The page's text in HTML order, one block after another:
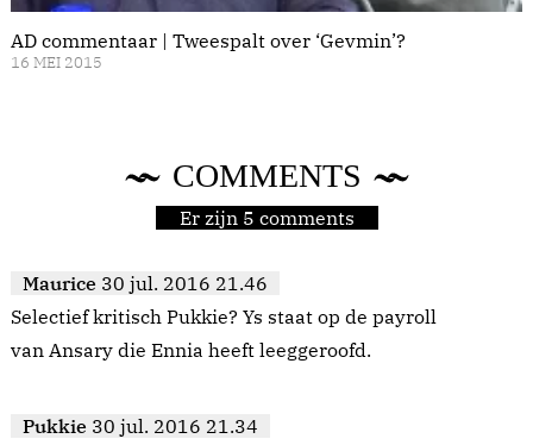
AD commentaar | Tweespalt over ‘Gevmin’?
16 MEI 2015
COMMENTS
Er zijn 5 comments
Maurice 30 jul. 2016 21.46
Selectief kritisch Pukkie? Ys staat op de payroll
van Ansary die Ennia heeft leeggeroofd.
Pukkie 30 jul. 2016 21.34